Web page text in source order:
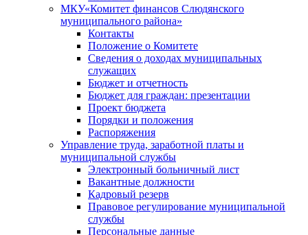
МКУ«Комитет финансов Слюдянского
муниципального района»
Контакты
Положение о Комитете
Сведения о доходах муниципальных
служащих
Бюджет и отчетность
Бюджет для граждан: презентации
Проект бюджета
Порядки и положения
Распоряжения
Управление труда, заработной платы и
муниципальной службы
Электронный больничный лист
Вакантные должности
Кадровый резерв
Правовое регулирование муниципальной
службы
Персональные данные